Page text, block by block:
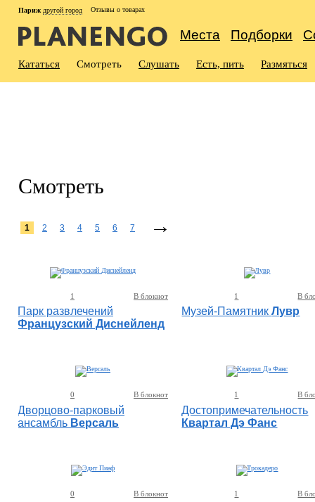
Париж другой город Отзывы о товарах
Места Подборки
Кататься Смотреть Слушать Есть, пить Размяться
Смотреть
1 2 3 4 5 6 7 →
В блокнот
1
Парк развлечений
Французский Диснейленд
В
1
Музей-ПамятникЛувр
В блокнот
0
Дворцово-парковый
ансамбль Версаль
В
1
Достопримечательность
Квартал Дэ Фанс
В блокнот
0 В
1